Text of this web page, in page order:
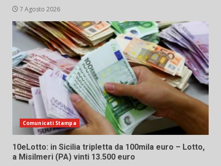
7 Agosto 2026
Comunicati Stampa
10eLotto: in Sicilia tripletta da 100mila euro – Lotto,
a Misilmeri (PA) vinti 13.500 euro